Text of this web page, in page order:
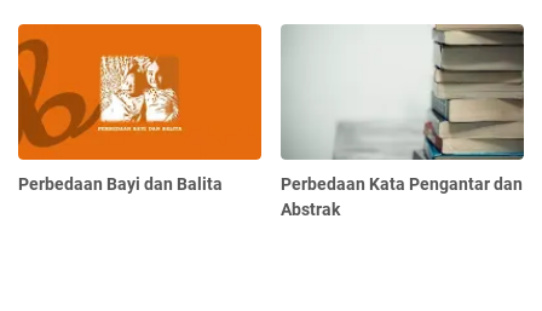
Perbedaan Bayi dan Balita
Perbedaan Kata Pengantar dan
Abstrak